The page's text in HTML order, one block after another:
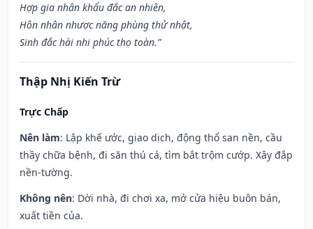
Hợp gia nhân khẩu đắc an nhiên,
Hôn nhân nhược năng phùng thử nhật,
Sinh đắc hài nhi phúc thọ toàn.”
Thập Nhị Kiến Trừ
Trực Chấp
Nên làm: Lập khế ước, giao dịch, động thổ san nền, cầu
thầy chữa bệnh, đi săn thú cá, tìm bắt trộm cướp. Xây đắp
nền-tường.
Không nên: Dời nhà, đi chơi xa, mở cửa hiệu buôn bán,
xuất tiền của.